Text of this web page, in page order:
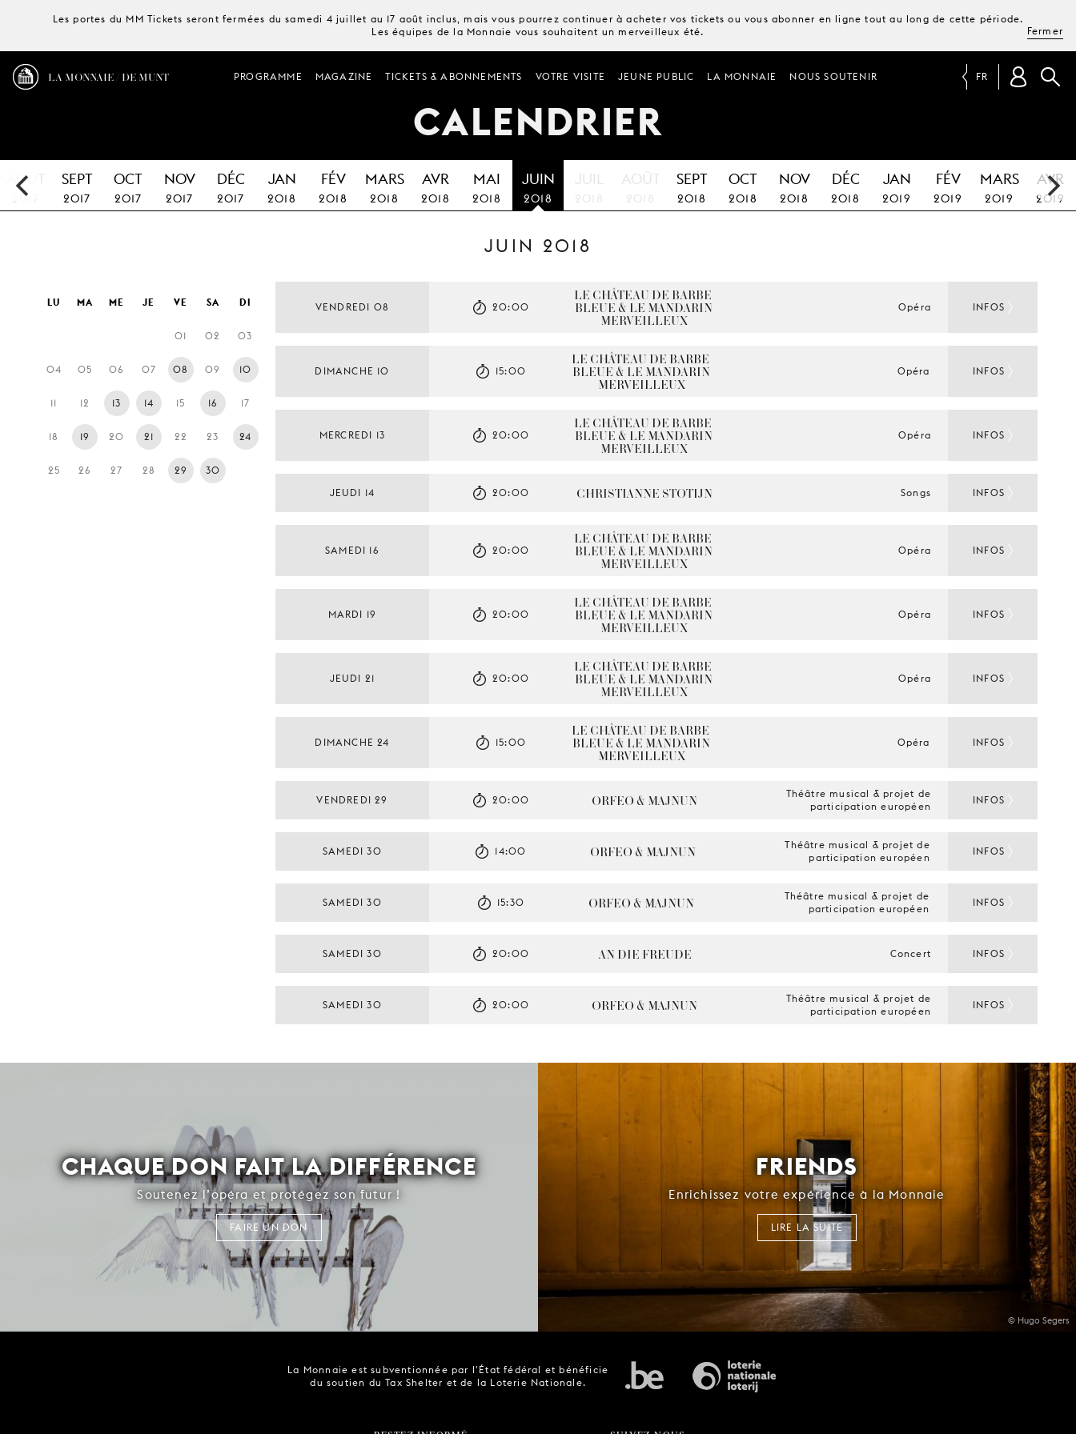
Les portes du MM Tickets seront fermées du samedi 4 juillet au 17 août inclus, mais vous pourrez continuer à acheter vos tickets ou vous abonner en ligne tout au long de cette période.
Les équipes de la Monnaie vous souhaitent un merveilleux été.
Fermer
LA MONNAIE / DE MUNT PROGRAMME MAGAZINE TICKETS & ABONNEMENTS VOTRE VISITE JEUNE PUBLIC LA MONNAIE NOUS SOUTENIR FR
CALENDRIER
AOÛT
2017
SEPT
2017
OCT
2017
NOV
2017
DÉC
2017
JAN
2018
FÉV
2018
MARS
2018
AVR
2018
MAI
2018
JUIN
2018
JUIL
2018
AOÛT
2018
SEPT
2018
OCT
2018
NOV
2018
DÉC
2018
JAN
2019
FÉV
2019
MARS
2019
AVR
2019
JUIN 2018
LU MA ME JE VE SA DI
01 02 03
04 05 06 07 08 09 10
11 12 13 14 15 16 17
18 19 20 21 22 23 24
25 26 27 28 29 30
VENDREDI 08
LE CHÂTEAU DE BARBE-
BLEUE & LE MANDARIN
MERVEILLEUX
20:00 Opéra INFOS
DIMANCHE 10
LE CHÂTEAU DE BARBE-
BLEUE & LE MANDARIN
MERVEILLEUX
15:00 Opéra INFOS
MERCREDI 13
LE CHÂTEAU DE BARBE-
BLEUE & LE MANDARIN
MERVEILLEUX
20:00 Opéra INFOS
JEUDI 14 CHRISTIANNE STOTIJN
20:00 Songs INFOS
SAMEDI 16
LE CHÂTEAU DE BARBE-
BLEUE & LE MANDARIN
MERVEILLEUX
20:00 Opéra INFOS
MARDI 19
LE CHÂTEAU DE BARBE-
BLEUE & LE MANDARIN
MERVEILLEUX
20:00 Opéra INFOS
JEUDI 21
LE CHÂTEAU DE BARBE-
BLEUE & LE MANDARIN
MERVEILLEUX
20:00 Opéra INFOS
DIMANCHE 24
LE CHÂTEAU DE BARBE-
BLEUE & LE MANDARIN
MERVEILLEUX
15:00 Opéra INFOS
VENDREDI 29 ORFEO & MAJNUN
20:00
Théâtre musical & projet de
participation européen
INFOS
SAMEDI 30 ORFEO & MAJNUN
14:00
Théâtre musical & projet de
participation européen
INFOS
SAMEDI 30 ORFEO & MAJNUN
15:30
Théâtre musical & projet de
participation européen
INFOS
SAMEDI 30 AN DIE FREUDE
20:00 Concert INFOS
SAMEDI 30 ORFEO & MAJNUN
20:00
Théâtre musical & projet de
participation européen
INFOS
CHAQUE DON FAIT LA DIFFÉRENCE
Soutenez l’opéra et protégez son futur !
FAIRE UN DON
© Hugo Segers
FRIENDS
Enrichissez votre expérience à la Monnaie
LIRE LA SUITE
La Monnaie est subventionnée par l'État fédéral et bénéficie
du soutien du Tax Shelter et de la Loterie Nationale.